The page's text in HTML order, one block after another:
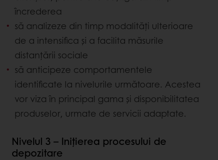
încrederea
să analizeze din timp modalități ulterioare
de a intensifica și a facilita măsurile
distanțării sociale
să anticipeze comportamentele
identificate la nivelurile următoare. Acestea
vor viza în principal gama și disponibilitatea
produselor, urmate de servicii adaptate.
Nivelul 3 – Inițierea procesului de
depozitare